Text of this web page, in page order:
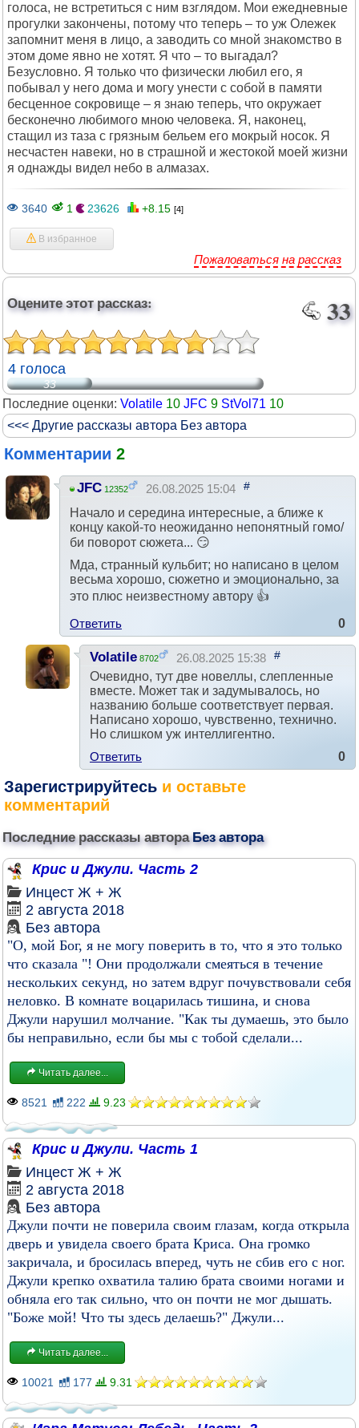
голоса, не встретиться с ним взглядом. Мои ежедневные
прогулки закончены, потому что теперь – то уж Олежек
запомнит меня в лицо, а заводить со мной знакомство в
этом доме явно не хотят. Я что – то выгадал?
Безусловно. Я только что физически любил его, я
побывал у него дома и могу унести с собой в памяти
бесценное сокровище – я знаю теперь, что окружает
бесконечно любимого мною человека. Я, наконец,
стащил из таза с грязным бельем его мокрый носок. Я
несчастен навеки, но в страшной и жестокой моей жизни
я однажды видел небо в алмазах.
3640 1 23626 +8.15 [4]
В избранное
Пожаловаться на рассказ
Оцените этот рассказ: 33
4 голоса
33
Последние оценки: Volatile 10 JFC 9 StVol71 10
<<< Другие рассказы автора Без автора
Комментарии 2
JFC 12352 26.08.2025 15:04 #
Начало и середина интересные, а ближе к
концу какой-то неожиданно непонятный гомо/
би поворот сюжета... 😏
Мда, странный кульбит; но написано в целом
весьма хорошо, сюжетно и эмоционально, за
это плюс неизвестному автору 👍
Ответить
0
Volatile 8702 26.08.2025 15:38 #
Очевидно, тут две новеллы, слепленные
вместе. Может так и задумывалось, но
названию больше соответствует первая.
Написано хорошо, чувственно, технично.
Но слишком уж интеллигентно.
Ответить
0
Зарегистрируйтесь и оставьте
комментарий
Последние рассказы автораБез автора
Крис и Джули. Часть 2
Инцест Ж + Ж
2 августа 2018
Без автора
"О, мой Бог, я не могу поверить в то, что я это только
что сказала "! Они продолжали смеяться в течение
нескольких секунд, но затем вдруг почувствовали себя
неловко. В комнате воцарилась тишина, и снова
Джули нарушил молчание. "Как ты думаешь, это было
бы неправильно, если бы мы с тобой сделали...
Читать далее...
8521 222 9.23
Крис и Джули. Часть 1
Инцест Ж + Ж
2 августа 2018
Без автора
Джули почти не поверила своим глазам, когда открыла
дверь и увидела своего брата Криса. Она громко
закричала, и бросилась вперед, чуть не сбив его с ног.
Джули крепко охватила талию брата своими ногами и
обняла его так сильно, что он почти не мог дышать.
"Боже мой! Что ты здесь делаешь?" Джули...
Читать далее...
10021 177 9.31